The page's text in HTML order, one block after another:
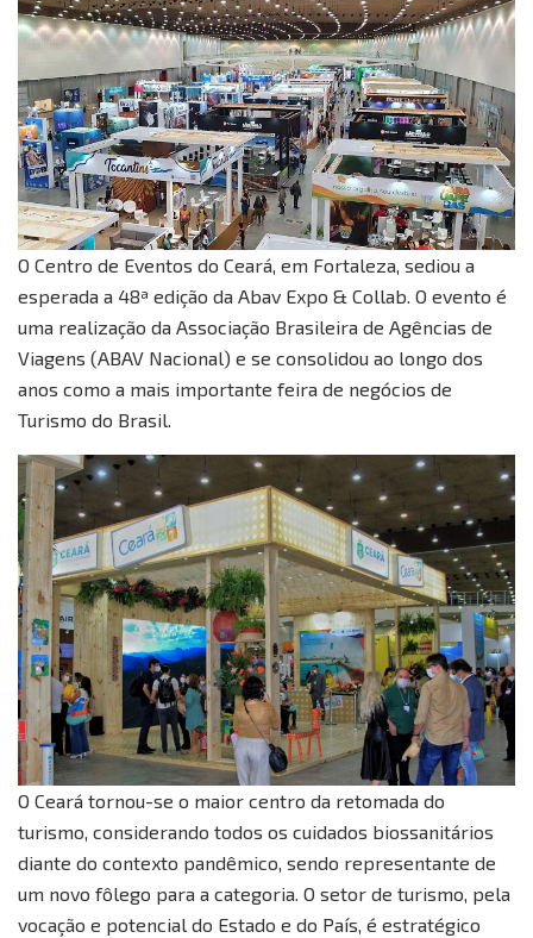
O Centro de Eventos do Ceará, em Fortaleza, sediou a
esperada a 48ª edição da Abav Expo & Collab. O evento é
uma realização da Associação Brasileira de Agências de
Viagens (ABAV Nacional) e se consolidou ao longo dos
anos como a mais importante feira de negócios de
Turismo do Brasil.
O Ceará tornou-se o maior centro da retomada do
turismo, considerando todos os cuidados biossanitários
diante do contexto pandêmico, sendo representante de
um novo fôlego para a categoria. O setor de turismo, pela
vocação e potencial do Estado e do País, é estratégico